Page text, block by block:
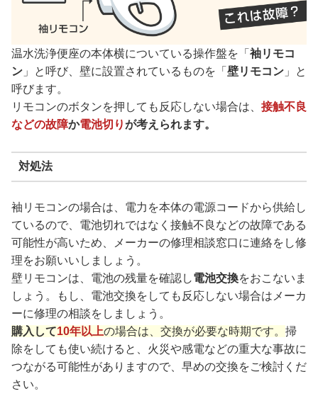
温水洗浄便座の本体横についている操作盤を「 袖リモコ
ン 」と呼び、壁に設置されているものを「 壁リモコン 」と
呼びます。
リモコンのボタンを押しても反応しない場合は、 接触不良
などの故障か電池切りが考えられます。
対処法
袖リモコンの場合は、電力を本体の電源コードから供給し
ているので、電池切れではなく接触不良などの故障である
可能性が高いため、メーカーの修理相談窓口に連絡をし修
理をお願いいしましょう。
壁リモコンは、電池の残量を確認し電池交換をおこないま
しょう。もし、電池交換をしても反応しない場合はメーカ
ーに修理の相談をしましょう。
購入して10年以上の場合は、交換が必要な時期です。 掃
除をしても使い続けると、火災や感電などの重大な事故に
つながる可能性がありますので、早めの交換をご検討くだ
さい。